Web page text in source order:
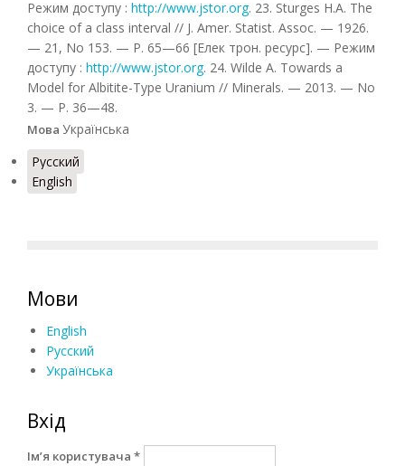
Режим доступу : http://www.jstor.org. 23. Sturges H.A. The
choice of a class interval // J. Amer. Statist. Assoc. — 1926.
— 21, No 153. — Р. 65—66 [Елек трон. ресурс]. — Режим
доступу : http://www.jstor.org. 24. Wilde A. Towards a
Model for Albitite-Type Uranium // Minerals. — 2013. — No
3. — Р. 36—48.
Мова Українська
Русский
English
Мови
English
Русский
Українська
Вхід
Ім’я користувача *